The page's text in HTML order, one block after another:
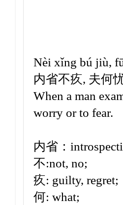
Nèi xǐng bú jiù,
内省不疚, 夫何
When a man
worry or to fear.
内省：
不:not, no;
疚: guilty, regret;
何: what;